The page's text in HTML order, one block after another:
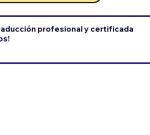
profesional y certificada